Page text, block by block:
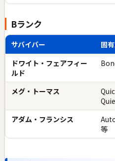
Bランク
サバイバー 固
ドワイト・フェアフィー
ルド
メグ・トーマス
アダム・フランシス
等